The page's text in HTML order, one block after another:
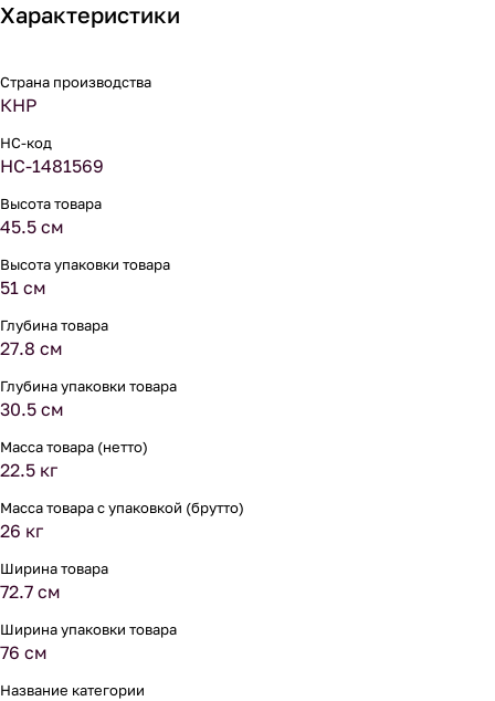
Характеристики
Страна производства
КНР
НС-код
НС-1481569
Высота товара
45.5 см
Высота упаковки товара
51 см
Глубина товара
27.8 см
Глубина упаковки товара
30.5 см
Масса товара (нетто)
22.5 кг
Масса товара с упаковкой (брутто)
26 кг
Ширина товара
72.7 см
Ширина упаковки товара
76 см
Название категории